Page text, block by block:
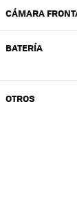
CÁMARA
BATERÍA
OTROS